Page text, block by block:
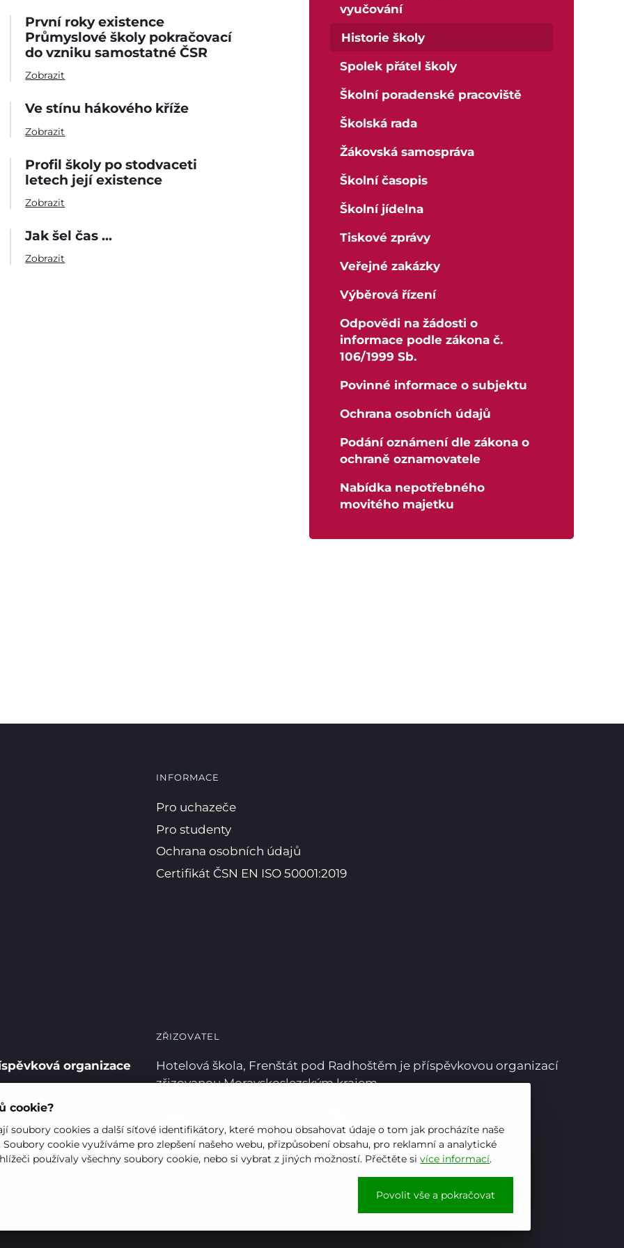
cookie?
soubory cookies a další síťové identifikátory, které mohou obsahovat údaje o tom jak procházíte naše
cookie využíváme pro zlepšení našeho webu, přizpůsobení obsahu, pro reklamní a analytické
používaly všechny soubory cookie, nebo si vybrat z jiných možností. Přečtěte sivíce informací.
Povolit vše a pokračovat
Gastrocentrum
Modernizace sportovišt
Národní plán obnovy - 3.1 Inovace ve vzdělávání v
Informace o škole
Dokumenty školy
Domov mládeže
Historie školy
Spolek přátel školy
Školní poradenské pracoviště
Školská rada
Žákovská samospráva
Školní časopis
Školní jídelna
Tiskové zprávy
Výběrová řízení
Odpovědi na žádosti o informace podle
Povinné informace o subjektu
Ochrana osobních údajů
Podání oznámení dle zákona o ochraně
oznamovatele
Nabídka nepotřebného movitého majetku
První roky existence
Průmyslové školy pokračovací
do vzniku samostatné ČSR
Zobrazit
Ve stínu hákového kříže
Zobrazit
Profil školy po stodvaceti
letech její existence
Zobrazit
Jak šel čas ...
Zobrazit
vyučování
Historie školy
Spolek přátel školy
Školní poradenské pracoviště
Školská rada
Žákovská samospráva
Školní časopis
Školní jídelna
Tiskové zprávy
Veřejné zakázky
Výběrová řízení
Odpovědi na žádosti o
informace podle zákona č.
106/1999 Sb.
Povinné informace o subjektu
Ochrana osobních údajů
Podání oznámení dle zákona o
ochraně oznamovatele
Nabídka nepotřebného
movitého majetku
INFORMACE
Pro uchazeče
Pro studenty
Ochrana osobních údajů
Certifikát ČSN EN ISO 50001:2019
organizace
ZŘIZOVATEL
Hotelová škola, Frenštát pod Radhoštěm je příspěvkovou organizací
zřizovanou Moravskoslezským krajem